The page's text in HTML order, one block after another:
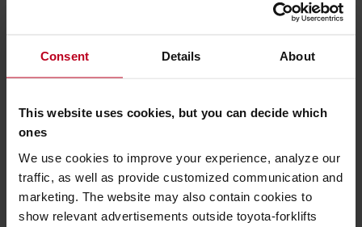
Consent Details About
This website uses cookies, but you can decide which
ones
We use cookies to improve your experience, analyze our
traffic, as well as provide customized communication and
marketing. The website may also contain cookies to
show relevant advertisements outside toyota-forklifts
Fektessen be a termelékenységbe